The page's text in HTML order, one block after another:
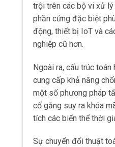
trội trên các bộ vi xử
phần cứng đặc biệt
động, thiết bị IoT và
nghiệp cũ hơn.
Ngoài ra, cấu trúc toán
cung cấp khả năng
một số phương pháp
cố gắng suy ra khóa
tích các biến thể thời
Sự chuyển đổi thuật